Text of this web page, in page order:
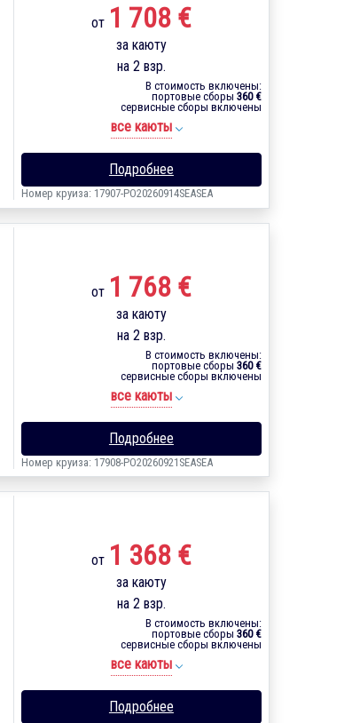
от 1 708 €
за каюту
на 2 взр.
В стоимость включены:
портовые сборы 360 €
сервисные сборы включены
все каюты
Подробнее
Номер круиза: 17907-PO20260914SEASEA
от 1 768 €
за каюту
на 2 взр.
В стоимость включены:
портовые сборы 360 €
сервисные сборы включены
все каюты
Подробнее
Номер круиза: 17908-PO20260921SEASEA
от 1 368 €
за каюту
на 2 взр.
В стоимость включены:
портовые сборы 360 €
сервисные сборы включены
все каюты
Подробнее